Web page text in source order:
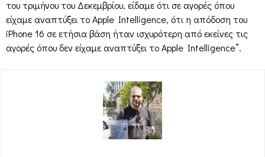
του τριμήνου του Δεκεμβρίου, είδαμε ότι σε αγορές όπου
είχαμε αναπτύξει το Apple Intelligence, ότι η απόδοση του
iPhone 16 σε ετήσια βάση ήταν ισχυρότερη από εκείνες τις
αγορές όπου δεν είχαμε αναπτύξει το Apple Intelligence”.